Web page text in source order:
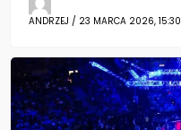
ANDRZEJ / 23 MARCA 2026, 15:30